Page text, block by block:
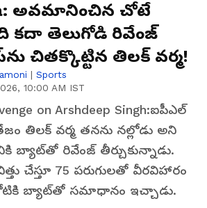
అవమానించిన చోటే
కదా తెలుగోడి రివేంజ్
చితక్కొట్టిన తిలక్ వర్మ!
| Sports
10:00 AM IST
on Arshdeep Singh:ఐపీఎల్
తిలక్ వర్మ తనను నల్లోడు అని
రివేంజ్ తీర్చుకున్నాడు.
చేస్తూ 75 పరుగులతో వీరవిహారం
బ్యాట్‌తో సమాధానం ఇచ్చాడు.